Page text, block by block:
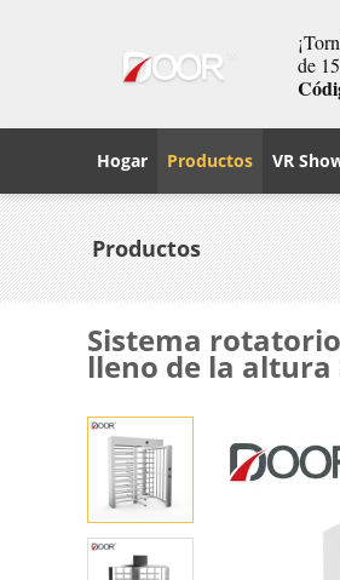
de
Hogar Productos VR
Productos
Sistema
lleno de la altura